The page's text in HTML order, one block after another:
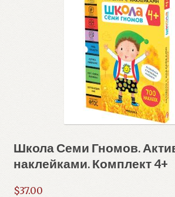
Школа Семи Гномов.
наклейками. Комплект 4+
$37.00